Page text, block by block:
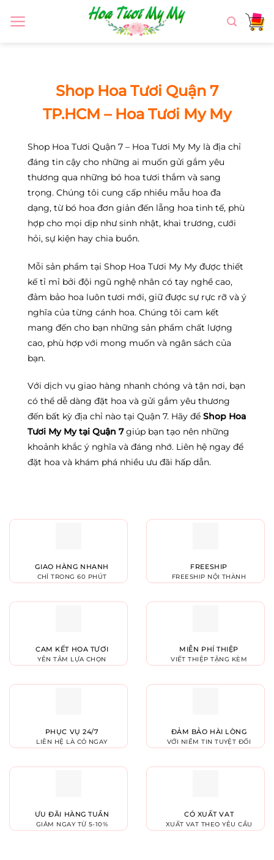
đến
Shop Hoa Tươi Quận 7
TP.HCM – Hoa Tươi My My
Shop Hoa Tươi Quận 7 – Hoa Tươi My My là địa chỉ
đáng tin cậy cho những ai muốn gửi gắm yêu
thương qua những bó hoa tươi thắm và sang
trọng. Chúng tôi cung cấp nhiều mẫu hoa đa
dạng, từ bó hoa đơn giản đến lẵng hoa tinh tế, phù
hợp cho mọi dịp như sinh nhật, khai trương, cưới
hỏi, sự kiện hay chia buồn.
Mỗi sản phẩm tại Shop Hoa Tươi My My được thiết
kế tỉ mỉ bởi đội ngũ nghệ nhân có tay nghề cao,
đảm bảo hoa luôn tươi mới, giữ được sự rực rỡ và ý
nghĩa của từng cánh hoa. Chúng tôi cam kết
mang đến cho bạn những sản phẩm chất lượng
cao, phù hợp với mong muốn và ngân sách của
bạn.
Với dịch vụ giao hàng nhanh chóng và tận nơi, bạn
có thể dễ dàng đặt hoa và gửi gắm yêu thương
đến bất kỳ địa chỉ nào tại Quận 7. Hãy để Shop Hoa
Tươi My My tại Quận 7giúp bạn tạo nên những
khoảnh khắc ý nghĩa và đáng nhớ. Liên hệ ngay để
đặt hoa và khám phá nhiều ưu đãi hấp dẫn.
GIAO HÀNG NHANH
CHỈ TRONG 60 PHÚT
FREESHIP
FREESHIP NỘI THÀNH
CAM KẾT HOA TƯƠI
YÊN TÂM LỰA CHỌN
MIỄN PHÍ THIỆP
VIẾT THIỆP TẶNG KÈM
PHỤC VỤ 24/7
LIÊN HỆ LÀ CÓ NGAY
ĐẢM BẢO HÀI LÒNG
VỚI NIỀM TIN TUYỆT ĐỐI
ƯU ĐÃI HÀNG TUẦN
GIẢM NGAY TỪ 5-10%
CÓ XUẤT VAT
XUẤT VAT THEO YÊU CẦU